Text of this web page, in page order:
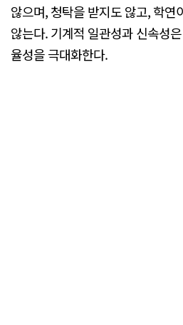
않으며, 청탁을 받지도 않고, 학연
않는다. 기계적 일관성과 신속성
율성을 극대화한다.